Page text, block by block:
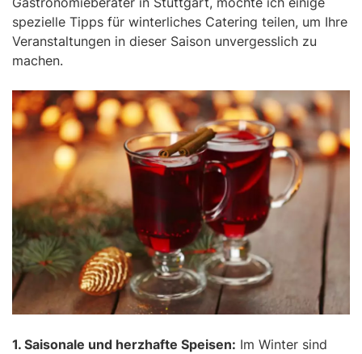
spezielle Tipps für winterliches Catering teilen, um Ihre
Veranstaltungen in dieser Saison unvergesslich zu
machen.
1. Saisonale und herzhafte Speisen: Im Winter sind